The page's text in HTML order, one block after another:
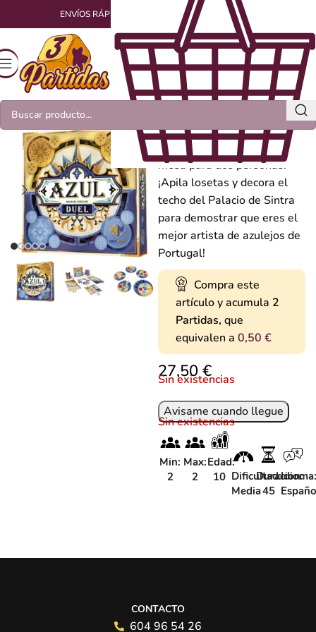
ENVÍOS RÁPIDOS Y EMPAQUETADOS CON AMOR
Azul Duel
“Azul Duel” es un juego de
mesa para dos personas.
¡Apila losetas y decora el
techo del Palacio de Sintra
para demostrar que eres el
mejor artista de azulejos de
Portugal!
Compra este
artículo y acumula 2
Partidas, que
equivalen a 0,50 €
€
Sin existencias
Sin existencias
Min:
2
Max:
2
Edad:
10 Dificultad:
Media
Duracion:
45
CONTACTO
604 96 54 26